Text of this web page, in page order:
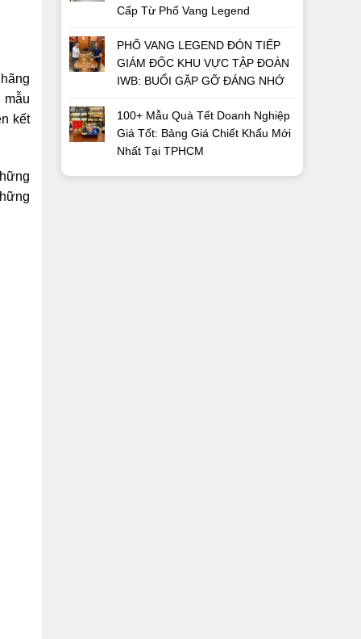
Cấp Từ Phố Vang Legend
PHỐ VANG LEGEND ĐÓN TIẾP
GIÁM ĐỐC KHU VỰC TẬP ĐOÀN
IWB: BUỔI GẶP GỠ ĐÁNG NHỚ
100+ Mẫu Quà Tết Doanh Nghiệp
Giá Tốt: Bảng Giá Chiết Khấu Mới
Nhất Tại TPHCM
mẫu
kết